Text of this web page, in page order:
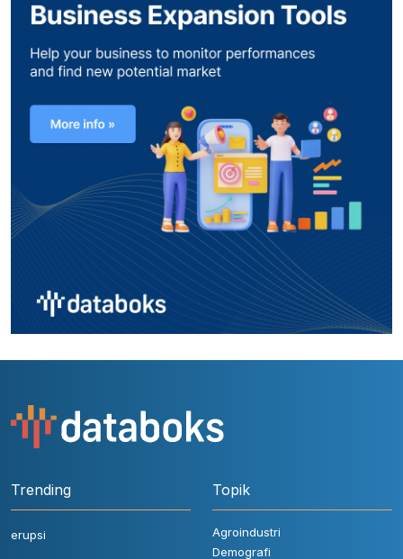
Trending
erupsi
Topik
Agroindustri
Demografi